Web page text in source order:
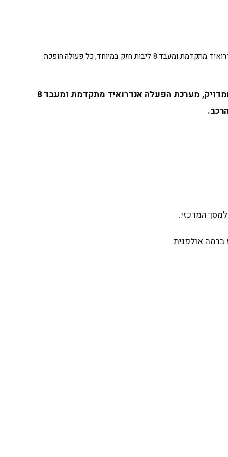
מערכת המולטימדיה המתקדמת Dynamo 4 מביאה חוויית משתמש חדשה לגמרי לרכב. עם שילוב של מסך QLED חד ומדויק, מערכת הפעלה אנדרואיד מתקדמת ומעבד 8 ליבות חזק במיוחד, כל פעולה הופכת
מערכת המולטימדיה המתקדמת Dynamo 4 מביאה חוויית משתמש חדשה לגמרי לרכב. עם שילוב של מסך QLED חד ומדויק, מערכת הפעלה אנדרואיד מתקדמת ומעבד 8